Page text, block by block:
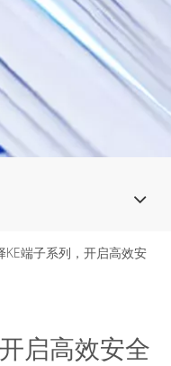
KE端子系列，开启高效安
启高效安全